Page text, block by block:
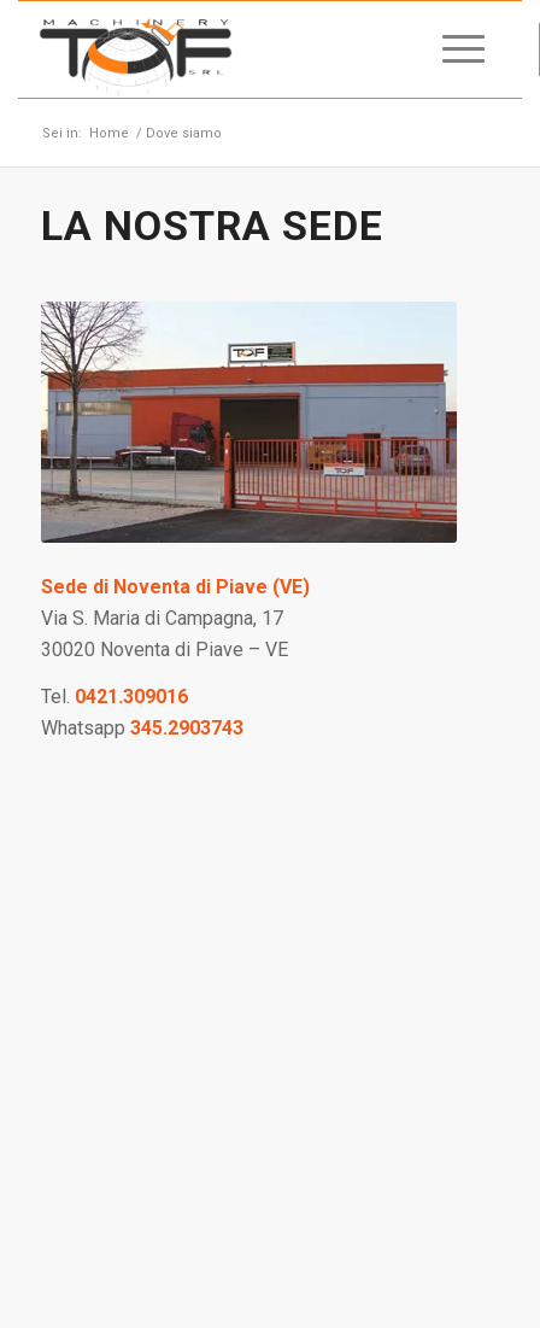
Sei in: Home / Dove siamo
LA NOSTRA SEDE
Sede di Noventa di Piave (VE)
Via S. Maria di Campagna, 17
30020 Noventa di Piave – VE
Tel. 0421.309016
Whatsapp 345.2903743